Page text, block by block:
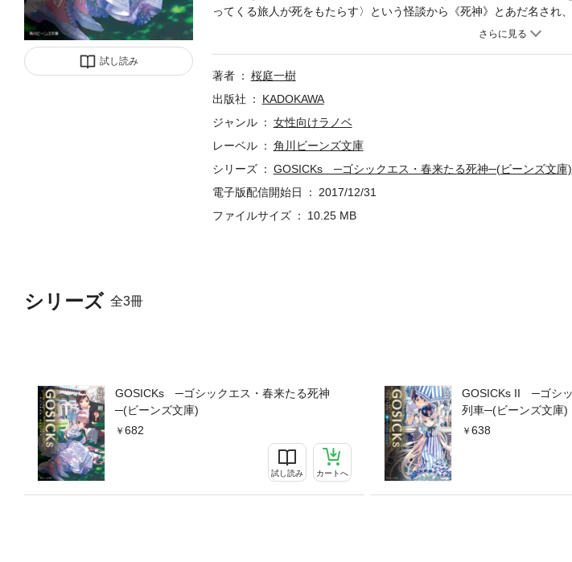
試し読み
シリーズ 全3冊
GOSICKs ─ゴシックエス・春来たる死神
─(ビーンズ文庫)
682
試し読み カートへ
GOSICKs II ─ゴシッ
列車─(ビーンズ文庫)
638
ってくる旅人が死をもたらす〉という怪談から《死神》とあだ名され
中、怪談どおりに殺人事件が起きてしまい…!? 容疑者となった一弥を
著者
桜庭一樹
出版社
KADOKAWA
ジャンル
女性向けラノベ
レーベル
角川ビーンズ文庫
シリーズ
GOSICKs ─ゴシックエス・春来たる死神─(ビーンズ文庫)
電子版配信開始日
2017/12/31
ファイルサイズ
10.25 MB